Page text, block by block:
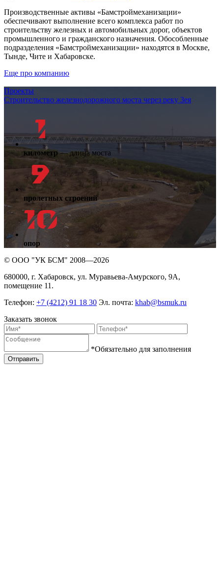
Производственные активы «Бамстроймеханизации»
обеспечивают выполнение всего комплекса работ по
строительству железных и автомобильных дорог, объектов
промышленного и гражданского назначения. Обособленные
подразделения «Бамстроймеханизации» находятся в Москве,
Тынде, Чите и Хабаровске.
Еще про компанию
Проекты
Строительство железнодорожного моста через реку Зея
километр— длина моста
пролетных строений
опор
© ООО "УК БСМ" 2008—2026
680000, г. Хабаровск, ул. Муравьева-Амурского, 9А,
помещение 11.
Телефон: +7 (4212) 91 18 30 Эл. почта: khab@bsmuk.ru
Заказать звонок
*Обязательно для заполнения